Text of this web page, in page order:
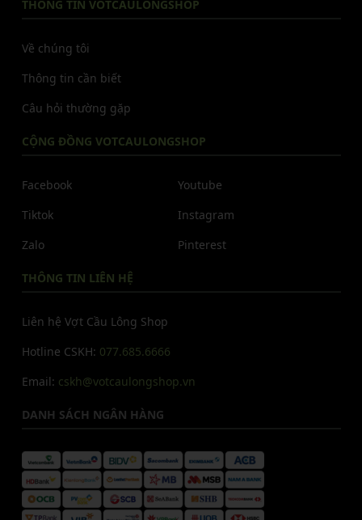
THÔNG TIN VOTCAULONGSHOP
Về chúng tôi
Thông tin cần biết
Câu hỏi thường gặp
CỘNG ĐỒNG VOTCAULONGSHOP
Facebook
Tiktok
Zalo
Youtube
Instagram
Pinterest
THÔNG TIN LIÊN HỆ
Liên hệ Vợt Cầu Lông Shop
Hotline CSKH: 077.685.6666
Email: cskh@votcaulongshop.vn
DANH SÁCH NGÂN HÀNG